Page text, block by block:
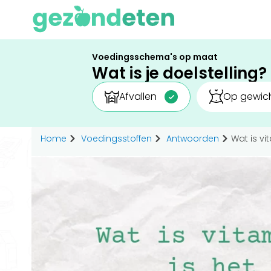
Voedingsschema's op maat
Wat is je doelstelling?
Afvallen Op
Home Voedingsstoffen Antwoorden Wat is